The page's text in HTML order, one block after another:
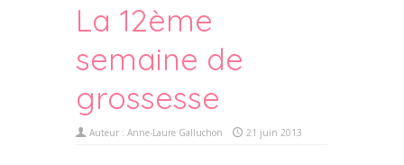
La 12ème
semaine de
grossesse
Auteur : Anne-Laure Galluchon 21 juin 2013